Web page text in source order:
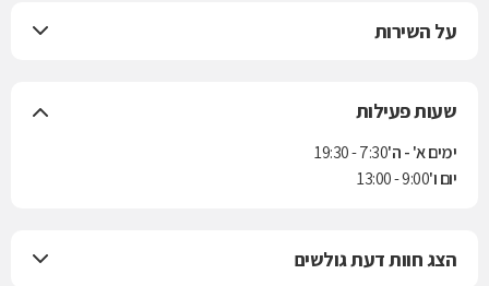
על השירות
שעות פעילות
ימים א' - ה'7:30 - 19:30
יום ו'9:00 - 13:00
הצג חוות דעת גולשים